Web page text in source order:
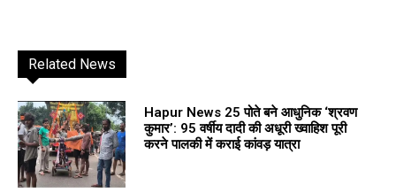
Related News
Hapur News 25 पोते बने आधुनिक ‘श्रवण
कुमार’: 95 वर्षीय दादी की अधूरी ख्वाहिश पूरी
करने पालकी में कराई कांवड़ यात्रा